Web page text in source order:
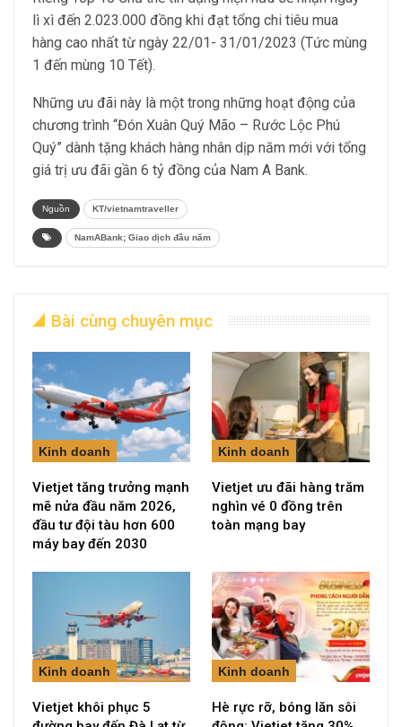
lì xì đến 2.023.000 đồng khi đạt tổng chi tiêu mua
hàng cao nhất từ ngày 22/01- 31/01/2023 (Tức mùng
1 đến mùng 10 Tết).
Những ưu đãi này là một trong những hoạt động của
chương trình “Đón Xuân Quý Mão – Rước Lộc Phú
Quý” dành tặng khách hàng nhân dịp năm mới với tổng
giá trị ưu đãi gần 6 tỷ đồng của Nam A Bank.
Nguồn KT/vietnamtraveller
NamABank; Giao dịch đầu năm
Bài cùng chuyên mục
Kinh doanh
Vietjet tăng trưởng mạnh
mẽ nửa đầu năm 2026,
đầu tư đội tàu hơn 600
máy bay đến 2030
Kinh doanh
Vietjet ưu đãi hàng trăm
nghìn vé 0 đồng trên
toàn mạng bay
Kinh doanh
Vietjet khôi phục 5
Kinh doanh
Hè rực rỡ, bóng lăn sôi